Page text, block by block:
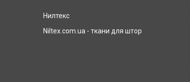
Нилтекс
Niltex.com.ua - ткани для штор